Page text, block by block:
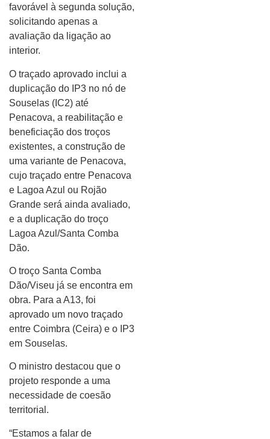
favorável à segunda solução,
solicitando apenas a
avaliação da ligação ao
interior.
O traçado aprovado inclui a
duplicação do IP3 no nó de
Souselas (IC2) até
Penacova, a reabilitação e
beneficiação dos troços
existentes, a construção de
uma variante de Penacova,
cujo traçado entre Penacova
e Lagoa Azul ou Rojão
Grande será ainda avaliado,
e a duplicação do troço
Lagoa Azul/Santa Comba
Dão.
O troço Santa Comba
Dão/Viseu já se encontra em
obra. Para a A13, foi
aprovado um novo traçado
entre Coimbra (Ceira) e o IP3
em Souselas.
O ministro destacou que o
projeto responde a uma
necessidade de coesão
territorial.
“Estamos a falar de